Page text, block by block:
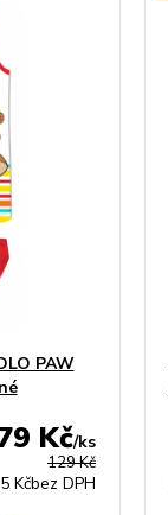
PAW
129 Kč
Kč/ks
Kčbez DPH